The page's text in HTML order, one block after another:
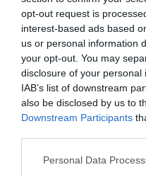
opt-out request is
interest-based ads based
us or personal information
your opt-out. You may
disclosure of your
IAB’s list of downstream
also be disclosed by us to
Downstream Participants
Personal Data
sobriété dans
prise de
aux pilotes?